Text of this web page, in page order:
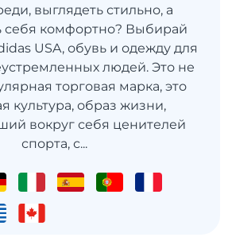
выглядеть стильно, а
себя комфортно? Выбирай
USA, обувь и одежду для
людей. Это не
торговая марка, это
культура, образ жизни,
вокруг себя ценителей
спорта, с...